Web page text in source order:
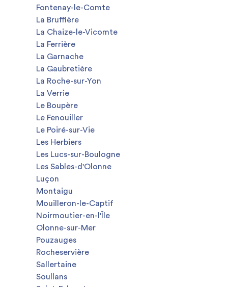
Fontenay-le-Comte
La Bruffière
La Chaize-le-Vicomte
La Ferrière
La Garnache
La Gaubretière
La Roche-sur-Yon
La Verrie
Le Boupère
Le Fenouiller
Le Poiré-sur-Vie
Les Herbiers
Les Lucs-sur-Boulogne
Les Sables-d'Olonne
Luçon
Montaigu
Mouilleron-le-Captif
Noirmoutier-en-l'Île
Olonne-sur-Mer
Pouzauges
Rocheservière
Sallertaine
Soullans